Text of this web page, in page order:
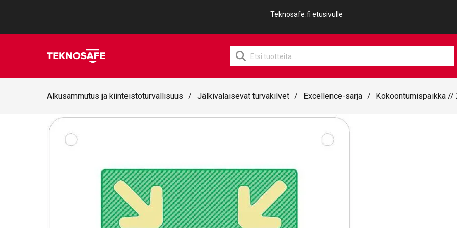
Teknosafe.fi etusivulle
Products
search
Alkusammutus ja kiinteistöturvallisuus / Jälkivalaisevat turvakilvet / Excellence-sarja / Kokoontumispaikka //